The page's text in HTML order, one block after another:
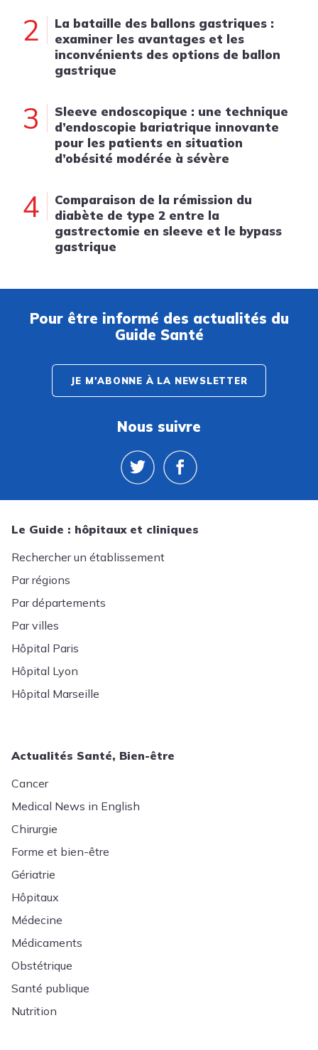
2
La bataille des ballons gastriques :
examiner les avantages et les
inconvénients des options de ballon
gastrique
3
Sleeve endoscopique : une technique
d’endoscopie bariatrique innovante
pour les patients en situation
d’obésité modérée à sévère
4
Comparaison de la rémission du
diabète de type 2 entre la
gastrectomie en sleeve et le bypass
gastrique
Pour être informé des actualités du
Guide Santé
JE M'ABONNE À LA NEWSLETTER
Nous suivre
Le Guide : hôpitaux et cliniques
Rechercher un établissement
Par régions
Par départements
Par villes
Hôpital Paris
Hôpital Lyon
Hôpital Marseille
Actualités Santé, Bien-être
Cancer
Medical News in English
Chirurgie
Forme et bien-être
Gériatrie
Hôpitaux
Médecine
Médicaments
Obstétrique
Santé publique
Nutrition